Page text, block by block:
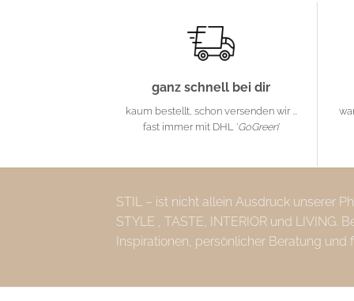
ganz schnell bei dir
kaum bestellt, schon versenden wir ...
fast immer mit DHL 'GoGreen'
STIL – ist nicht allein Ausdruck unserer
STYLE , TASTE, INTERIOR und
Inspirationen, persönlicher Beratung und